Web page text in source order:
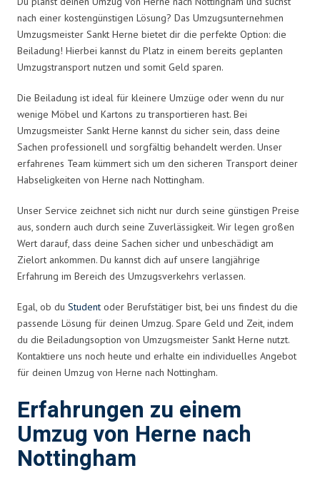
nach einer kostengünstigen Lösung? Das Umzugsunternehmen
Umzugsmeister Sankt Herne bietet dir die perfekte Option: die
Beiladung! Hierbei kannst du Platz in einem bereits geplanten
Umzugstransport nutzen und somit Geld sparen.
Die Beiladung ist ideal für kleinere Umzüge oder wenn du nur
wenige Möbel und Kartons zu transportieren hast. Bei
Umzugsmeister Sankt Herne kannst du sicher sein, dass deine
Sachen professionell und sorgfältig behandelt werden. Unser
erfahrenes Team kümmert sich um den sicheren Transport deiner
Habseligkeiten von Herne nach Nottingham.
Unser Service zeichnet sich nicht nur durch seine günstigen Preise
aus, sondern auch durch seine Zuverlässigkeit. Wir legen großen
Wert darauf, dass deine Sachen sicher und unbeschädigt am
Zielort ankommen. Du kannst dich auf unsere langjährige
Erfahrung im Bereich des Umzugsverkehrs verlassen.
Egal, ob du Student oder Berufstätiger bist, bei uns findest du die
passende Lösung für deinen Umzug. Spare Geld und Zeit, indem
du die Beiladungsoption von Umzugsmeister Sankt Herne nutzt.
Kontaktiere uns noch heute und erhalte ein individuelles Angebot
für deinen Umzug von Herne nach Nottingham.
Erfahrungen zu einem
Umzug von Herne nach
Nottingham